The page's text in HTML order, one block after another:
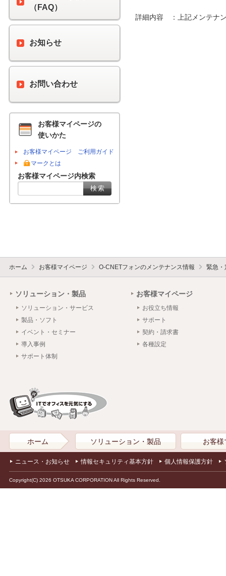
詳細内容　：上記メンテナ
（FAQ）
お知らせ
お問い合わせ
お客様マイページの
使いかた
お客様マイページ ご利用ガイド
マークとは
お客様マイページ内検索
ホーム お客様マイページ O-CNETフォンのメンテナンス情報 緊急・
ソリューション・製品
ソリューション・サービス
製品・ソフト
イベント・セミナー
導入事例
サポート体制
お客様マイページ
お役立ち情報
サポート
契約・請求書
各種設定
ホーム ソリューション・製品 お客様
ニュース・お知らせ 情報セキュリティ基本方針 個人情報保護方針
Copyright(C) 2026 OTSUKA CORPORATION All Rights Reserved.